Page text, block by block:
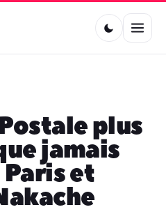
plus
jamais
Paris et